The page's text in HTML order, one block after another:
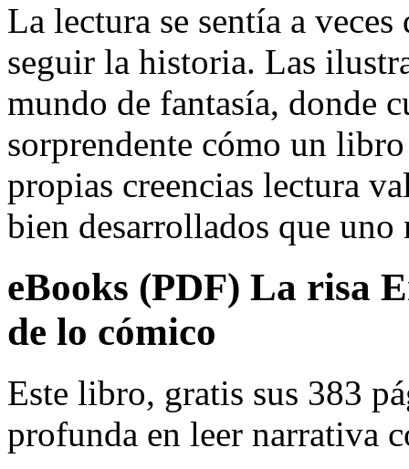
La lectura se sentía a
seguir la historia. Las
mundo de fantasía, donde
sorprendente cómo un
propias creencias lectura
bien desarrollados que
eBooks (PDF) La risa
de lo cómico
Este libro, gratis sus 383
profunda en leer narrativa